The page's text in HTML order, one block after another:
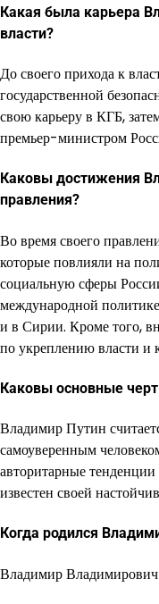
Какая была карьера
власти?
До своего прихода к
государственной
свою карьеру в КГБ,
премьер-министром
Каковы достижения
правления?
Во время своего
которые повлияли на
социальную сферы
международной
и в Сирии. Кроме того,
по укреплению власти и
Каковы основные
Владимир Путин
самоуверенным
авторитарные
известен своей
Когда родился
Владимир Владимирович